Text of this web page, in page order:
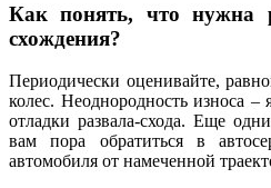
Как понять, что нужна
схождения?
Периодически оценивайте,
колес. Неоднородность износа
отладки развала-схода. Еще
вам пора обратиться в
автомобиля от намеченной